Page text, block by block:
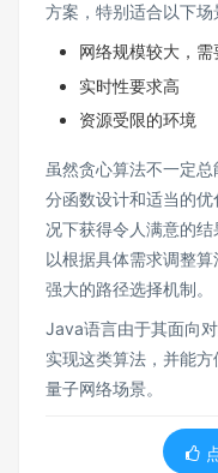
方案，特别适合以下场
网络规模较大，
实时性要求高
资源受限的环境
虽然贪心算法不一定
分函数设计和适当的
况下获得令人满意的
以根据具体需求调整
强大的路径选择机制。
Java语言由于其面向
实现这类算法，并能
量子网络场景。